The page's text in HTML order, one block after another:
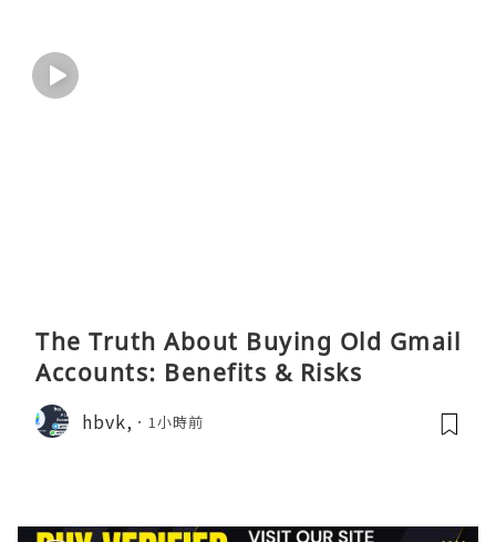
The Truth About Buying Old Gmail
Accounts: Benefits & Risks
hbvk, 1小時前